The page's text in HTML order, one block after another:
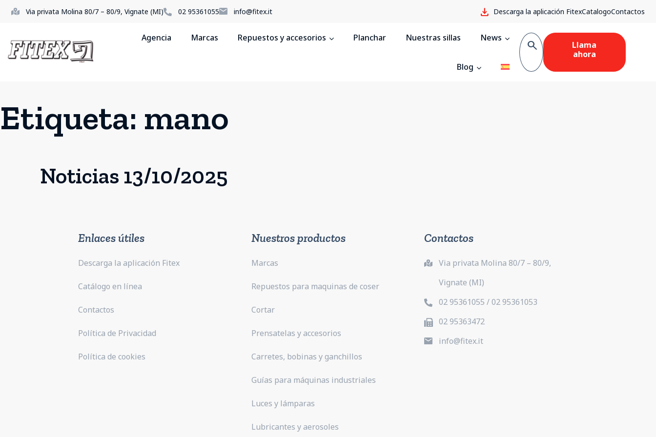
Via privata Molina 80/7 – 80/9, Vignate (MI) 02 95361055 info@fitex.it download Descarga la aplicación FitexCatalogoContactos
Agencia Marcas Repuestos y accesorios Planchar Nuestras sillas News
Blog
search
Llama
ahora
Etiqueta: mano
Noticias 13/10/2025
Enlaces útiles
Descarga la aplicación Fitex
Catálogo en línea
Contactos
Política de Privacidad
Política de cookies
Nuestros productos
Marcas
Repuestos para maquinas de coser
Cortar
Prensatelas y accesorios
Carretes, bobinas y ganchillos
Guías para máquinas industriales
Luces y lámparas
Lubricantes y aerosoles
Contactos
Via privata Molina 80/7 – 80/9,
Vignate (MI)
02 95361055 / 02 95361053
02 95363472
info@fitex.it